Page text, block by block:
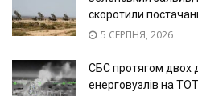
скоротили
5 СЕРПНЯ, 2026
СБС протягом двох
енерговузлів на ТОТ